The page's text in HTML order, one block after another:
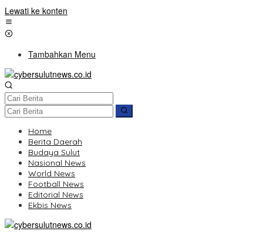
Lewati ke konten
Tambahkan Menu
Home
Berita Daerah
Budaya Sulut
Nasional News
World News
Football News
Editorial News
Ekbis News